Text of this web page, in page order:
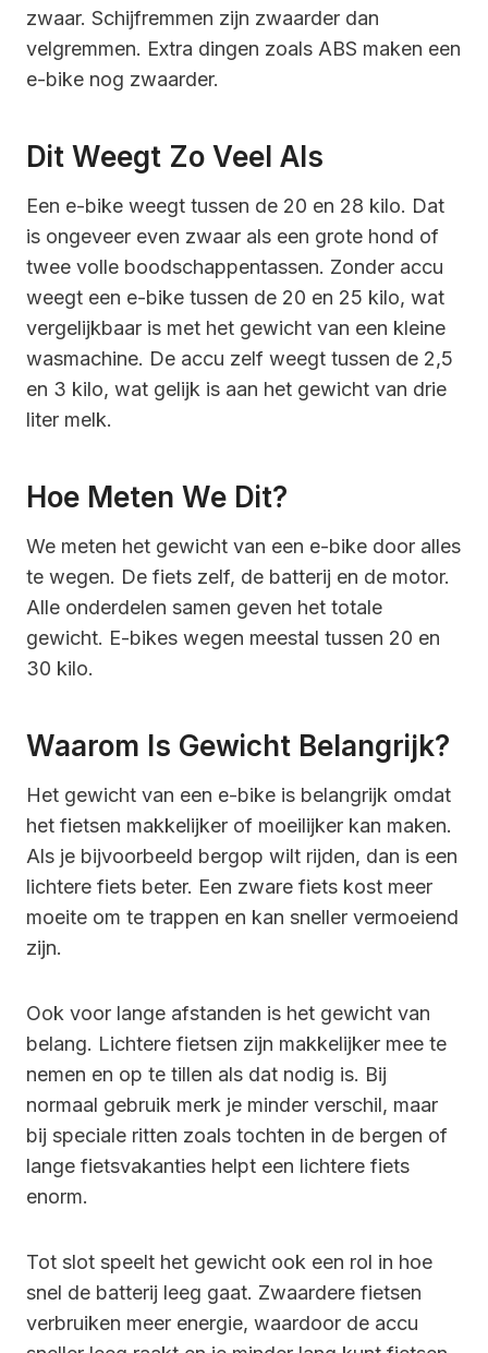
zwaar. Schijfremmen zijn zwaarder dan
velgremmen. Extra dingen zoals ABS maken een
e-bike nog zwaarder.
Dit Weegt Zo Veel Als
Een e-bike weegt tussen de 20 en 28 kilo. Dat
is ongeveer even zwaar als een grote hond of
twee volle boodschappentassen. Zonder accu
weegt een e-bike tussen de 20 en 25 kilo, wat
vergelijkbaar is met het gewicht van een kleine
wasmachine. De accu zelf weegt tussen de 2,5
en 3 kilo, wat gelijk is aan het gewicht van drie
liter melk.
Hoe Meten We Dit?
We meten het gewicht van een e-bike door alles
te wegen. De fiets zelf, de batterij en de motor.
Alle onderdelen samen geven het totale
gewicht. E-bikes wegen meestal tussen 20 en
30 kilo.
Waarom Is Gewicht Belangrijk?
Het gewicht van een e-bike is belangrijk omdat
het fietsen makkelijker of moeilijker kan maken.
Als je bijvoorbeeld bergop wilt rijden, dan is een
lichtere fiets beter. Een zware fiets kost meer
moeite om te trappen en kan sneller vermoeiend
zijn.
Ook voor lange afstanden is het gewicht van
belang. Lichtere fietsen zijn makkelijker mee te
nemen en op te tillen als dat nodig is. Bij
normaal gebruik merk je minder verschil, maar
bij speciale ritten zoals tochten in de bergen of
lange fietsvakanties helpt een lichtere fiets
enorm.
Tot slot speelt het gewicht ook een rol in hoe
snel de batterij leeg gaat. Zwaardere fietsen
verbruiken meer energie, waardoor de accu